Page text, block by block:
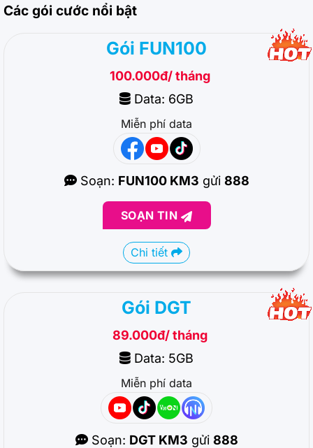
Các gói cước nổi bật
Gói FUN100
100.000đ/ tháng
Data: 6GB
Miễn phí data
Soạn: FUN100 KM3 gửi 888
SOẠN TIN
Chi tiết
Gói DGT
89.000đ/ tháng
Data: 5GB
Miễn phí data
Soạn: DGT KM3 gửi 888